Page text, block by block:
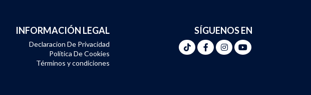
INFORMACIÓN LEGAL
Declaracion De Privacidad
Política De Cookies
Términos y condiciones
SÍGUENOS EN